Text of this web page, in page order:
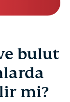
bulut
mi?